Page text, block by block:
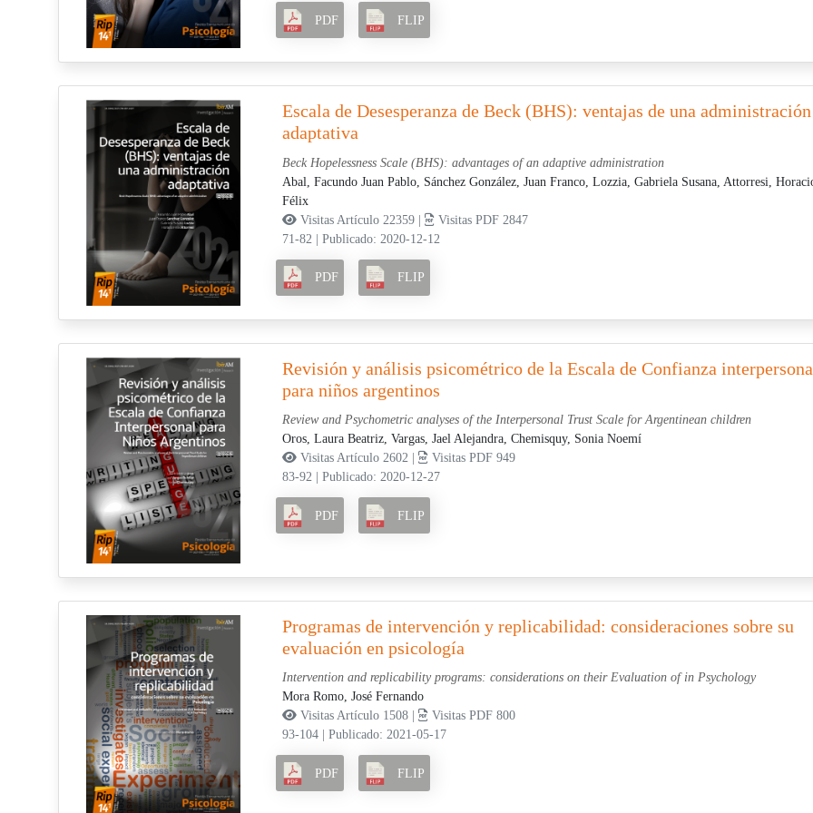
PDF FLIP
Escala de Desesperanza de Beck (BHS): ventajas de una administración
adaptativa
Beck Hopelessness Scale (BHS): advantages of an adaptive administration
Abal, Facundo Juan Pablo, Sánchez González, Juan Franco, Lozzia, Gabriela Susana, Attorresi,
Félix
Visitas Artículo 22359 |
Visitas PDF 2847
71-82
Publicado: 2020-12-12
PDF FLIP
Revisión y análisis psicométrico de la Escala de Confianza
para niños argentinos
Review and Psychometric analyses of the Interpersonal Trust Scale for Argentinean children
Oros, Laura Beatriz, Vargas, Jael Alejandra, Chemisquy, Sonia Noemí
Visitas Artículo 2602 |
Visitas PDF 949
83-92
Publicado: 2020-12-27
PDF FLIP
Programas de intervención y replicabilidad: consideraciones sobre su
evaluación en psicología
Intervention and replicability programs: considerations on their Evaluation of in Psychology
Mora Romo, José Fernando
Visitas Artículo 1508 |
Visitas PDF 800
93-104
Publicado: 2021-05-17
PDF FLIP